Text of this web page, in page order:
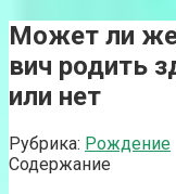
Может ли
вич родить
или нет
Рубрика: Рождение
Содержание